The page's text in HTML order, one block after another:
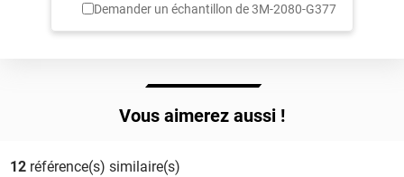
Demander un échantillon de3M-2080-G377
Vous aimerez aussi !
12référence(s) similaire(s)